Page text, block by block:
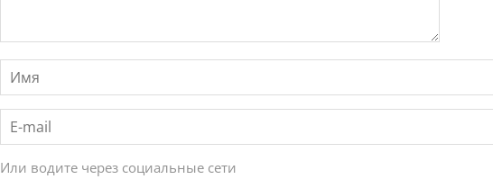
Или водите через социальные сети